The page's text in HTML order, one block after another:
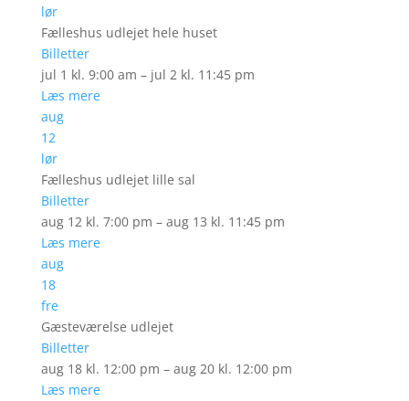
lør
Fælleshus udlejet hele huset
Billetter
jul 1 kl. 9:00 am – jul 2 kl. 11:45 pm
Læs mere
aug
12
lør
Fælleshus udlejet lille sal
Billetter
aug 12 kl. 7:00 pm – aug 13 kl. 11:45 pm
Læs mere
aug
18
fre
Gæsteværelse udlejet
Billetter
aug 18 kl. 12:00 pm – aug 20 kl. 12:00 pm
Læs mere